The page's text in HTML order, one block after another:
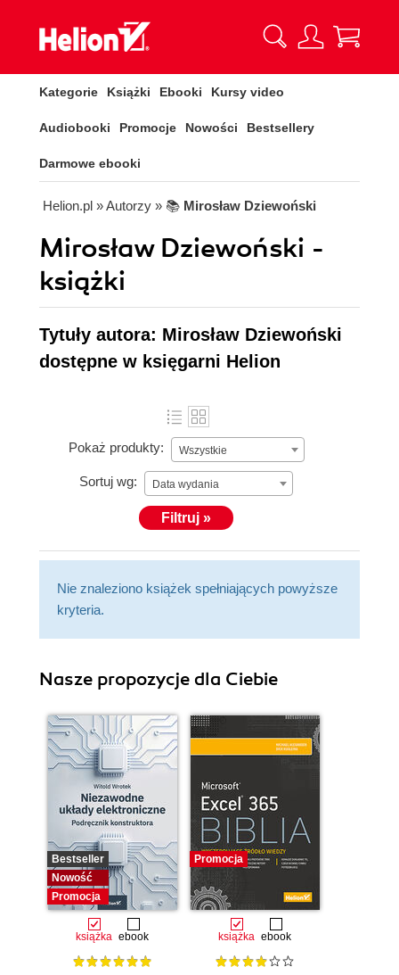
Kategorie Książki Ebooki Kursy video
Audiobooki Promocje Nowości Bestsellery
Darmowe ebooki
Helion.pl » Autorzy » 📚 Mirosław Dziewoński
Mirosław Dziewoński -
książki
Tytuły autora: Mirosław Dziewoński
dostępne w księgarni Helion
Pokaż produkty: Wszystkie
Sortuj wg: Data wydania
Filtruj »
Nie znaleziono książek spełniających powyższe
kryteria.
Nasze propozycje dla Ciebie
Bestseller
Nowość
Promocja
książka ebook
Promocja
książka ebook